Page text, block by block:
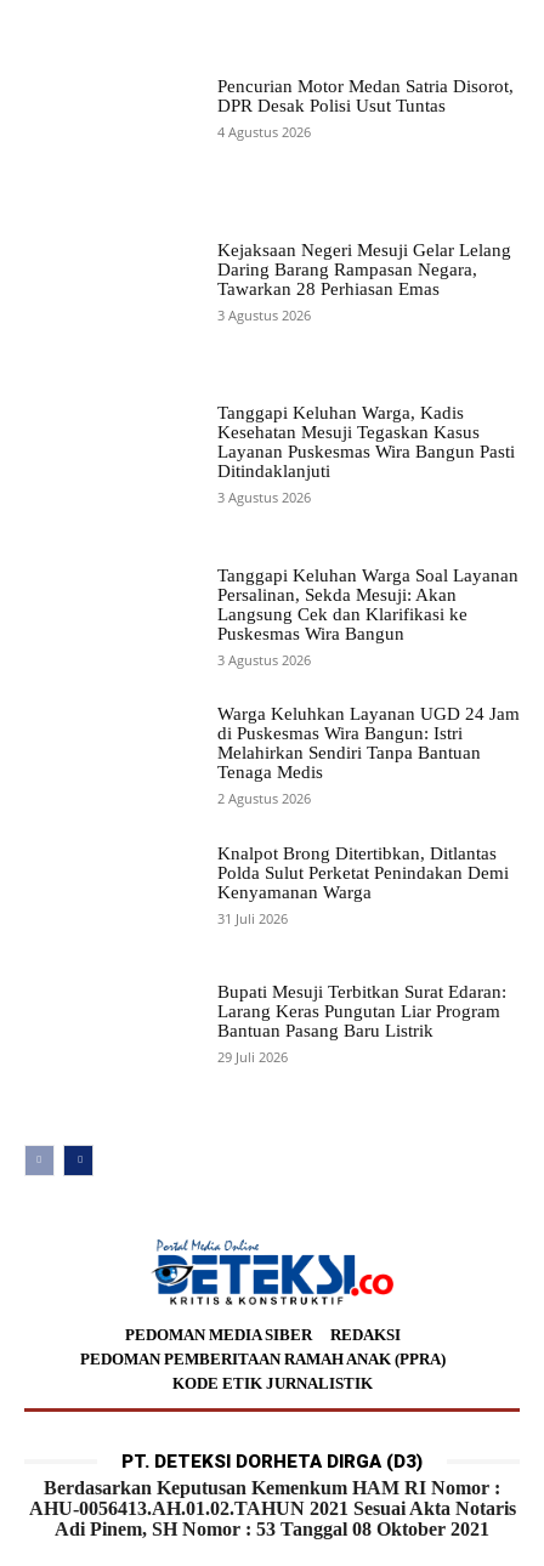
Pencurian Motor Medan Satria Disorot,
DPR Desak Polisi Usut Tuntas
4 Agustus 2026
Kejaksaan Negeri Mesuji Gelar Lelang
Daring Barang Rampasan Negara,
Tawarkan 28 Perhiasan Emas
3 Agustus 2026
Tanggapi Keluhan Warga, Kadis
Kesehatan Mesuji Tegaskan Kasus
Layanan Puskesmas Wira Bangun Pasti
Ditindaklanjuti
3 Agustus 2026
Tanggapi Keluhan Warga Soal Layanan
Persalinan, Sekda Mesuji: Akan
Langsung Cek dan Klarifikasi ke
Puskesmas Wira Bangun
3 Agustus 2026
Warga Keluhkan Layanan UGD 24 Jam
di Puskesmas Wira Bangun: Istri
Melahirkan Sendiri Tanpa Bantuan
Tenaga Medis
2 Agustus 2026
Knalpot Brong Ditertibkan, Ditlantas
Polda Sulut Perketat Penindakan Demi
Kenyamanan Warga
31 Juli 2026
Bupati Mesuji Terbitkan Surat Edaran:
Larang Keras Pungutan Liar Program
Bantuan Pasang Baru Listrik
29 Juli 2026
PEDOMAN MEDIA SIBER
REDAKSI
PEDOMAN PEMBERITAAN RAMAH ANAK (PPRA)
KODE ETIK JURNALISTIK
PT. DETEKSI DORHETA DIRGA (D3)
Berdasarkan Keputusan Kemenkum HAM RI Nomor :
AHU-0056413.AH.01.02.TAHUN 2021 Sesuai Akta Notaris
Adi Pinem, SH Nomor : 53 Tanggal 08 Oktober 2021